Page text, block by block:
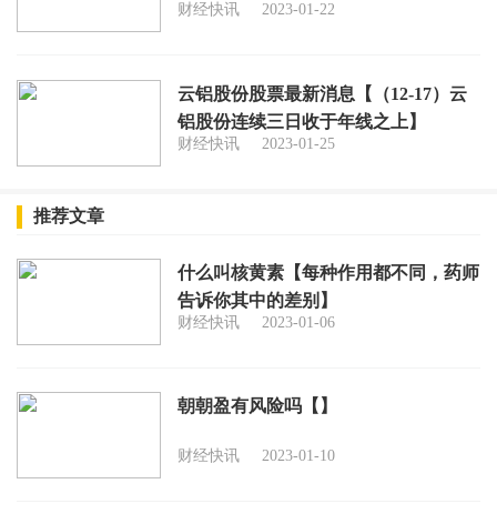
财经快讯 2023-01-22
云铝股份股票最新消息【（12-17）云
铝股份连续三日收于年线之上】
财经快讯 2023-01-25
推荐文章
什么叫核黄素【每种作用都不同，药师
告诉你其中的差别】
财经快讯 2023-01-06
朝朝盈有风险吗【】
财经快讯 2023-01-10